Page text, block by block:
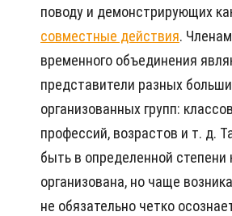
поводу и демонстрирующих
совместные действия.
временного объединения
представители разных
организованных групп:
профессий, возрастов и т. д.
быть в определенной степени
организована, но чаще
не обязательно четко